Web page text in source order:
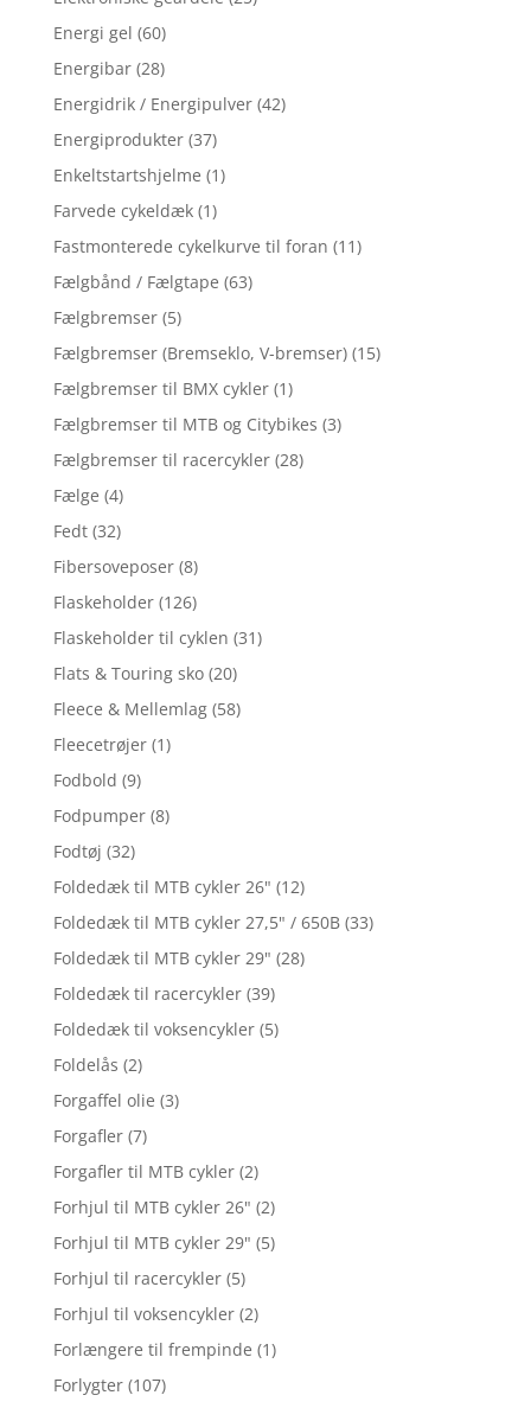
Energi gel (60)
Energibar (28)
Energidrik / Energipulver (42)
Energiprodukter (37)
Enkeltstartshjelme (1)
Farvede cykeldæk (1)
Fastmonterede cykelkurve til foran (11)
Fælgbånd / Fælgtape (63)
Fælgbremser (5)
Fælgbremser (Bremseklo, V-bremser) (15)
Fælgbremser til BMX cykler (1)
Fælgbremser til MTB og Citybikes (3)
Fælgbremser til racercykler (28)
Fælge (4)
Fedt (32)
Fibersoveposer (8)
Flaskeholder (126)
Flaskeholder til cyklen (31)
Flats & Touring sko (20)
Fleece & Mellemlag (58)
Fleecetrøjer (1)
Fodbold (9)
Fodpumper (8)
Fodtøj (32)
Foldedæk til MTB cykler 26" (12)
Foldedæk til MTB cykler 27,5" / 650B (33)
Foldedæk til MTB cykler 29" (28)
Foldedæk til racercykler (39)
Foldedæk til voksencykler (5)
Foldelås (2)
Forgaffel olie (3)
Forgafler (7)
Forgafler til MTB cykler (2)
Forhjul til MTB cykler 26" (2)
Forhjul til MTB cykler 29" (5)
Forhjul til racercykler (5)
Forhjul til voksencykler (2)
Forlængere til frempinde (1)
Forlygter (107)